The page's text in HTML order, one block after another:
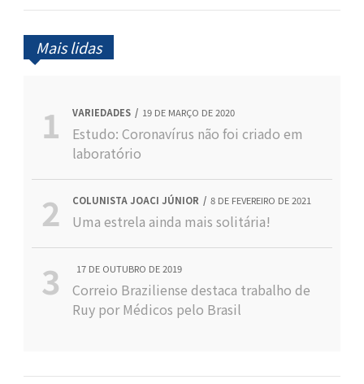
Mais lidas
VARIEDADES 19 DE MARÇO DE 2020
Estudo: Coronavírus não foi criado em
laboratório
COLUNISTA JOACI JÚNIOR 8 DE FEVEREIRO DE 2021
Uma estrela ainda mais solitária!
17 DE OUTUBRO DE 2019
Correio Braziliense destaca trabalho de
Ruy por Médicos pelo Brasil